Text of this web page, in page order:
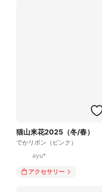
猫山来花2025（冬/春）
でかリボン（ピンク）
ayu*
アクセサリー